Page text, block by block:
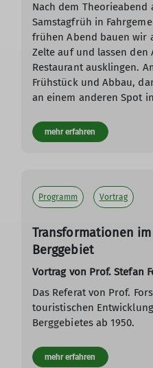
Nach dem
Samstagfrüh in
frühen Abend bauen wir
Zelte auf und lassen den
Restaurant ausklingen.
Frühstück und Abbau,
an einem anderen Spot
mehr erfahren
Programm Vortrag
Transformationen
Berggebiet
Vortrag von Prof. Stefan
Das Referat von Prof.
touristischen
Berggebietes ab 1950.
mehr erfahren